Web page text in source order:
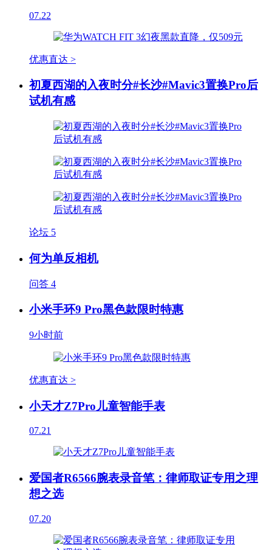
07.22
优惠直达 >
初夏西湖的入夜时分#长沙#Mavic3置换Pro后
试机有感
论坛 5
何为单反相机
问答 4
小米手环9 Pro黑色款限时特惠
9小时前
优惠直达 >
小天才Z7Pro儿童智能手表
07.21
爱国者R6566腕表录音笔：律师取证专用之理
想之选
07.20